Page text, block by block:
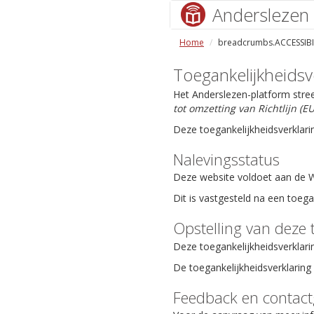
Anderslezen
Home
Het Anderslezen-platform
tot omzetting van Richtlijn
Deze
Nalevingsstatus
Deze website voldoet aan de
Dit is vastgesteld na een
Opstelling van
Deze
De
Feedback en